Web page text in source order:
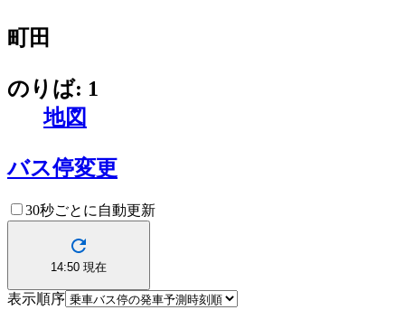
町田
のりば: 1
地図
バス停変更
30秒ごとに自動更新
14:50 現在
表示順序